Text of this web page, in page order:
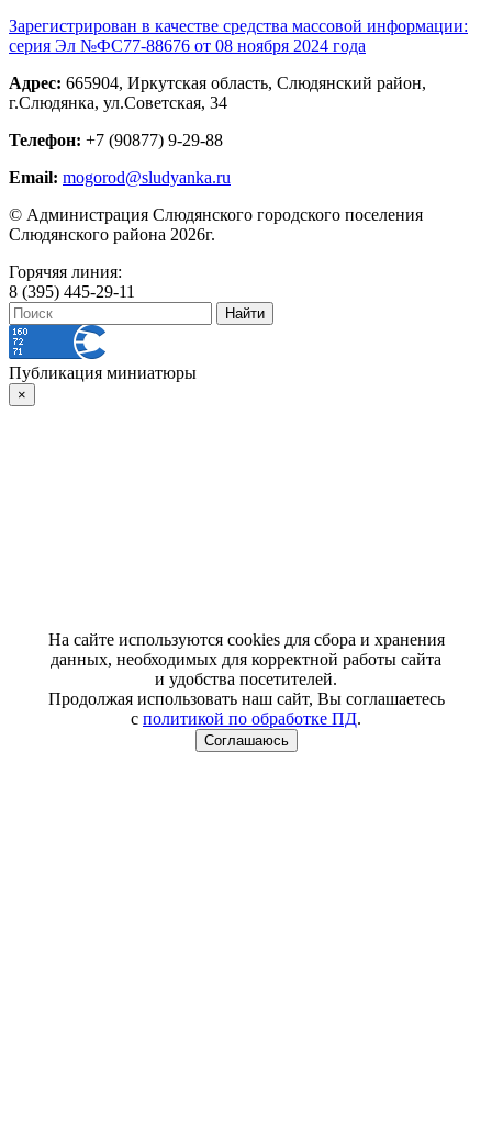
Зарегистрирован в качестве средства массовой информации:
серия Эл №ФС77-88676 от 08 ноября 2024 года
Адрес: 665904, Иркутская область, Слюдянский район,
г.Слюдянка, ул.Советская, 34
Телефон: +7 (90877) 9-29-88
Email: mogorod@sludyanka.ru
© Администрация Слюдянского городского поселения
Слюдянского района 2026г.
Горячяя линия:
8 (395) 445-29-11
Публикация миниатюры
×
На сайте используются cookies для сбора и хранения
данных, необходимых для корректной работы сайта
и удобства посетителей.
Продолжая использовать наш сайт, Вы соглашаетесь
с политикой по обработке ПД.
Соглашаюсь